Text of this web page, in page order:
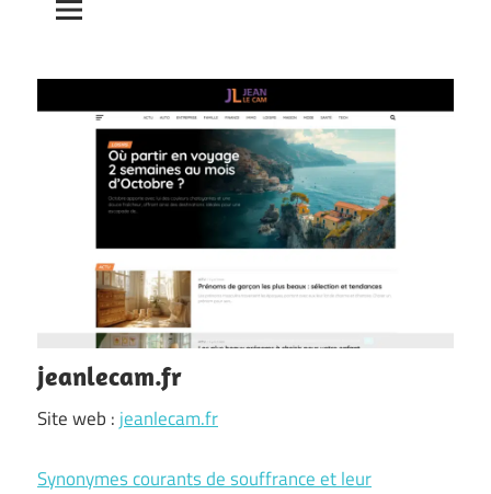
jeanlecam.fr
Site web : jeanlecam.fr
Synonymes courants de souffrance et leur